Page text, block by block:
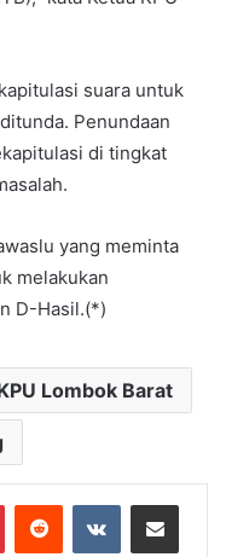
suara untuk
Penundaan
di tingkat
yang meminta
melakukan
D-Hasil.(*)
Lombok Barat
PinterestReddit VKontakteShare via Email